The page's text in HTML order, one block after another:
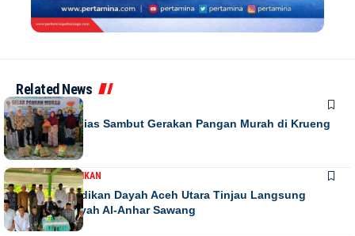
Related News
DAERAH
Warga Antusias Sambut Gerakan Pangan Murah di Krueng
Barona Jaya
DAERAHPENDIDIKAN
Kadis Pendidikan Dayah Aceh Utara Tinjau Langsung
Relokasi Dayah Al-Anhar Sawang